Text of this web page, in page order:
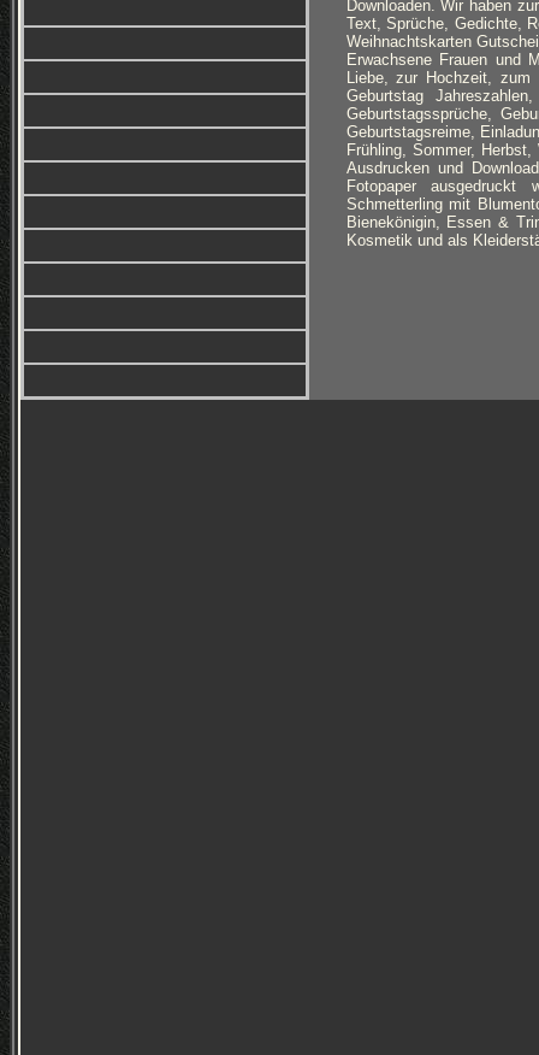
Downloaden. Wir haben
Text, Sprüche, Gedichte,
Weihnachtskarten
Erwachsene Frauen und
Liebe, zur Hochzeit,
Geburtstag
Geburtstagssprüche,
Geburtstagsreime,
Frühling, Sommer,
Ausdrucken und
Fotopaper ausgedruckt
Schmetterling mit
Bienekönigin, Essen &
Kosmetik und als